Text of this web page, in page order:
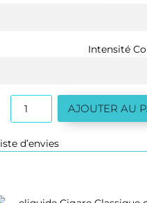
Intensité
SIMONE
AJOUTER AU
d’envies